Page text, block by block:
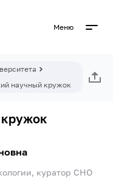
Меню
научный кружок
куратор СНО